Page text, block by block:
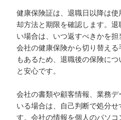
健康保険証は、退職日以降は
却方法と期限を確認します。
い場合は、いつ返すべきかを担
会社の健康保険から切り替え
もあるため、退職後の保険に
と安心です。
会社の書類や顧客情報、業務
いる場合は、自己判断で処分
す。会社の情報を個人のパソ